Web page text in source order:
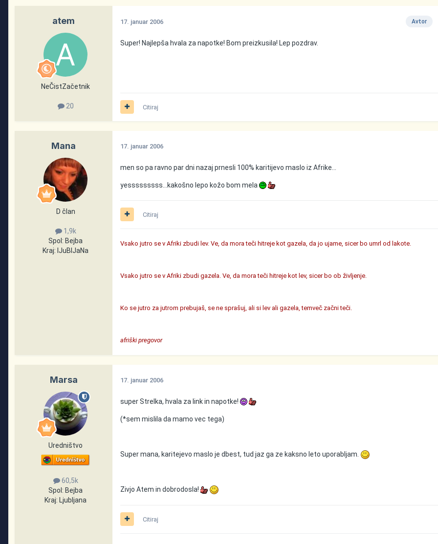
atem
NeČistZačetnik
20
Avtor
17. januar 2006
Super! Najlepša hvala za napotke! Bom preizkusila! Lep pozdrav.
Citiraj
Mana
D član
1,9k
Spol: Bejba
Kraj: lJuBlJaNa
17. januar 2006
men so pa ravno par dni nazaj prnesli 100% karitijevo maslo iz Afrike...
yesssssssss...kakošno lepo kožo bom mela
Citiraj
Vsako jutro se v Afriki zbudi lev. Ve, da mora teči hitreje kot gazela, da jo ujame, sicer bo umrl od lakote.
Vsako jutro se v Afriki zbudi gazela. Ve, da mora teči hitreje kot lev, sicer bo ob življenje.
Ko se jutro za jutrom prebujaš, se ne sprašuj, ali si lev ali gazela, temveč začni teči.
afriški pregovor
Marsa
Uredništvo
60,5k
Spol: Bejba
Kraj: Ljubljana
17. januar 2006
super Strelka, hvala za link in napotke!
(*sem mislila da mamo vec tega)
Super mana, karitejevo maslo je dbest, tud jaz ga ze kaksno leto uporabljam.
Zivjo Atem in dobrodosla!
Citiraj